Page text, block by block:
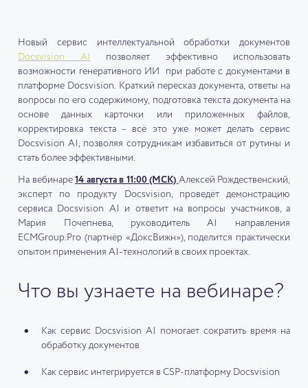
Новый сервис интеллектуальной обработки документов
Docsvision AI
позволяет эффективно использовать
возможности генеративного ИИ при работе с документами в
платформе Docsvision. Краткий пересказ документа, ответы на
вопросы по его содержимому, подготовка текста документа на
основе данных карточки или приложенных файлов,
корректировка текста – всё это уже может делать сервис
Docsvision AI, позволяя сотрудникам избавиться от рутины и
стать более эффективными.
На вебинаре 14 августа в 11:00 (МСК) Алексей Рождественский,
эксперт по продукту Docsvision, проведёт демонстрацию
сервиса Docsvision AI и ответит на вопросы участников, а
Мария Почепнева, руководитель AI направления
ECMGroup.Pro (партнёр «ДоксВижн»), поделится практически
опытом применения AI-технологий в своих проектах.
Что вы узнаете на вебинаре?
Как сервис Docsvision AI помогает сократить время на
обработку документов
Как сервис интегрируется в CSP-платформу Docsvision